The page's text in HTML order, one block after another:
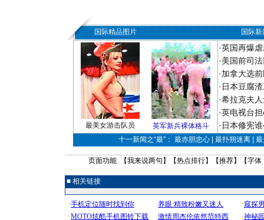
国际精品图片 国际
最美女游击队员 英军新兵裸体格斗
·英国再爆
·美国前司
·加拿大选
· 日本豆腐
·希拉克夫
·英电视台
· 日本修宪
十一新闻之“最”： 最赤胆忠心 | 最扑朔迷离 |
页面功能 【我来说两句 】【热点排行】【推荐】【字体
■ 相关链接